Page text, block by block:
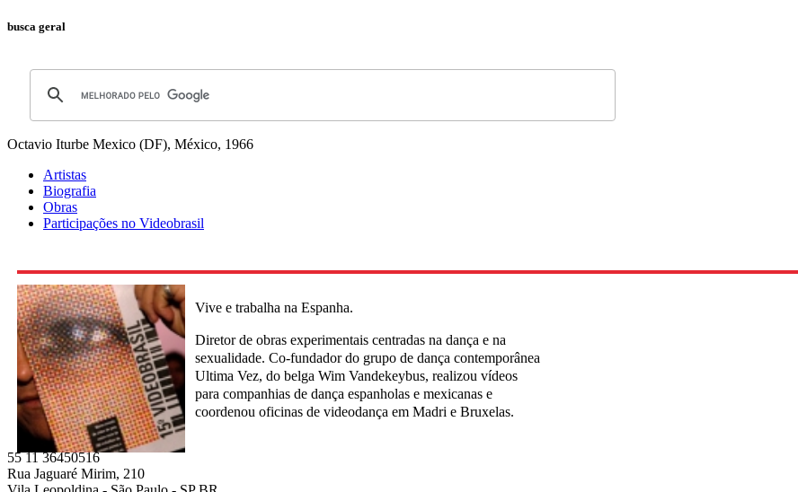
busca geral
Octavio Iturbe Mexico (DF), México, 1966
Artistas
Biografia
Obras
Participações no Videobrasil
Vive e trabalha na Espanha.
Diretor de obras experimentais centradas na dança e na
sexualidade. Co-fundador do grupo de dança contemporânea
Ultima Vez, do belga Wim Vandekeybus, realizou vídeos
para companhias de dança espanholas e mexicanas e
coordenou oficinas de videodança em Madri e Bruxelas.
55 11 36450516
Rua Jaguaré Mirim, 210